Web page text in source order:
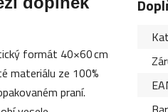
formát 40×60 cm
materiálu ze 100%
praní.